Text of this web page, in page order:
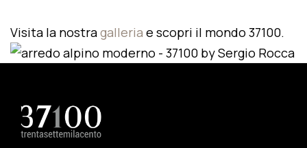
Visita la nostragalleria e scopri il mondo 37100.